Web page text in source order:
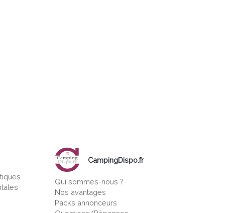
CampingDispo.fr
Qui sommes-nous ?
Nos avantages
Packs annonceurs